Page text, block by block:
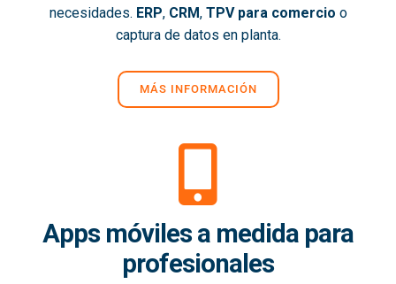
necesidades. ERP, CRM, TPV para comercio o
captura de datos en planta.
MÁS INFORMACIÓN
Apps móviles a medida para
profesionales